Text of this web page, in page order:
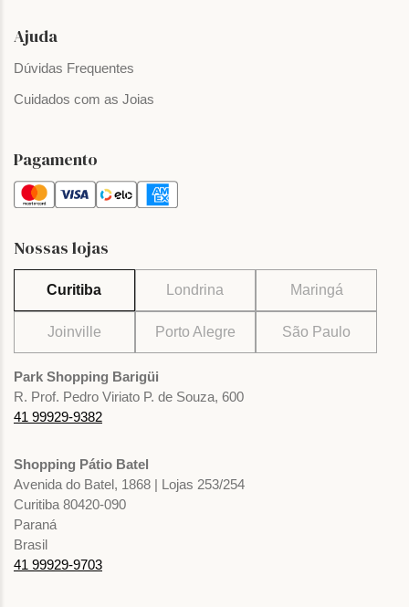
Ajuda
Dúvidas Frequentes
Cuidados com as Joias
Pagamento
Nossas lojas
Curitiba Londrina Maringá
Joinville Porto Alegre São Paulo
Park Shopping Barigüi
R. Prof. Pedro Viriato P. de Souza, 600
41 99929-9382
Shopping Pátio Batel
Avenida do Batel, 1868 | Lojas 253/254
Curitiba 80420-090
Paraná
Brasil
41 99929-9703